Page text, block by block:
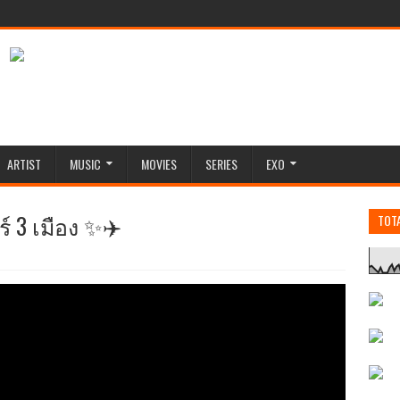
ARTIST MUSIC MOVIES SERIES EXO
3 เมือง ✨✈️